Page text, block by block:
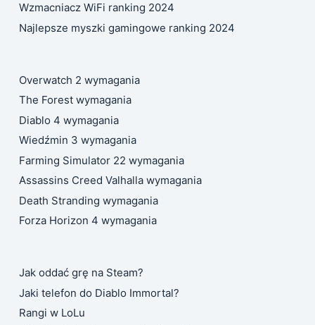
Wzmacniacz WiFi ranking 2024
Najlepsze myszki gamingowe ranking 2024
Overwatch 2 wymagania
The Forest wymagania
Diablo 4 wymagania
Wiedźmin 3 wymagania
Farming Simulator 22 wymagania
Assassins Creed Valhalla wymagania
Death Stranding wymagania
Forza Horizon 4 wymagania
Jak oddać grę na Steam?
Jaki telefon do Diablo Immortal?
Rangi w LoLu